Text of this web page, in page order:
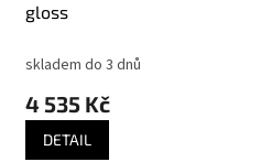
gloss
skladem do 3 dnů
4 535 Kč
DETAIL